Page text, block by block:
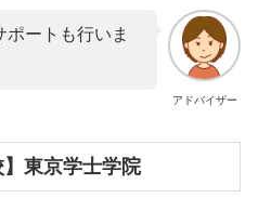
アドバイザー
ートも行いま
】東京学士学院